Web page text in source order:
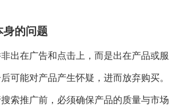
身的问题
出在广告和点击上，而是出在产品或
可能对产品产生怀疑，进而放弃购买
索推广前，必须确保产品的质量与市